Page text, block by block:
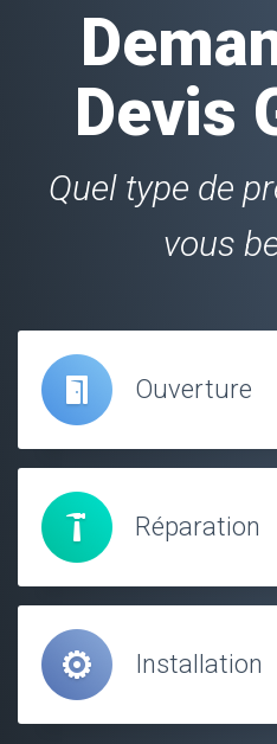
Devis
Quel type de
vous
Ouverture
Réparation
Installation